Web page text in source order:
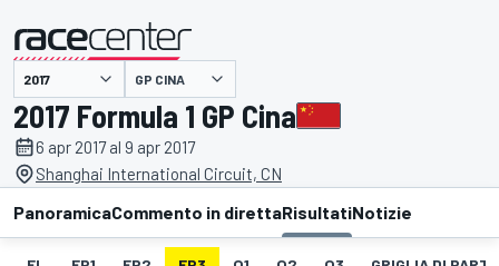
presentato da GP CINA
2017 Formula 1 GP Cina
6 apr 2017 al 9 apr 2017
Shanghai International Circuit, CN
PanoramicaCommento in direttaRisultatiNotizie